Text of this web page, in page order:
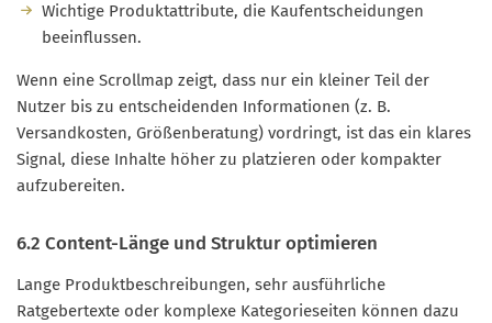
Wichtige Produktattribute, die Kaufentscheidungen
beeinflussen.
Wenn eine Scrollmap zeigt, dass nur ein kleiner Teil der
Nutzer bis zu entscheidenden Informationen (z. B.
Versandkosten, Größenberatung) vordringt, ist das ein klares
Signal, diese Inhalte höher zu platzieren oder kompakter
aufzubereiten.
6.2 Content-Länge und Struktur optimieren
Lange Produktbeschreibungen, sehr ausführliche
Ratgebertexte oder komplexe Kategorieseiten können dazu